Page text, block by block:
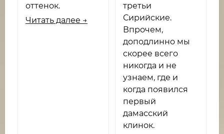
оттенок.
Читать далее →
третьи
Сирийские.
Впрочем,
доподлинно мы
скорее всего
никогда и не
узнаем, где и
когда появился
первый
дамасский
клинок.